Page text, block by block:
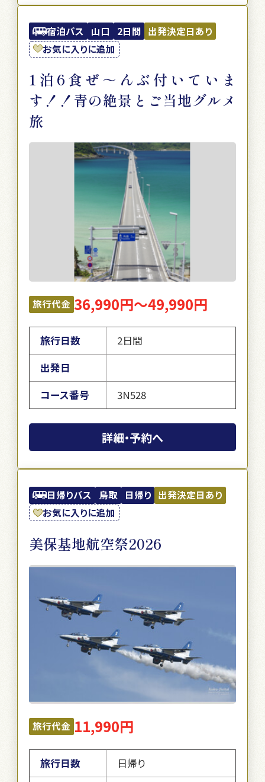
宿泊バス 山口 2日間 出発決定日あり
お気に入りに追加
1泊6食ぜ～んぶ付いていま
す！！青の絶景とご当地グルメ
旅
旅行代金 36,990円～49,990円
旅行日数
2日間
出発日
コース番号
3N528
詳細・予約へ
日帰りバス 鳥取 日帰り 出発決定日あり
お気に入りに追加
美保基地航空祭2026
旅行代金 11,990円
旅行日数
日帰り